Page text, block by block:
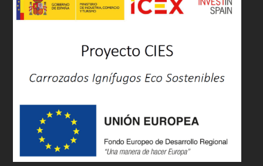
PORTUGAL
Av. Pedro
Álvares
Cabral,